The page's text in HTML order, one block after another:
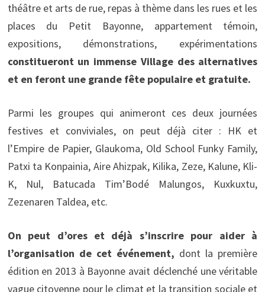
théâtre et arts de rue, repas à thème dans les rues et les
places du Petit Bayonne, appartement témoin,
expositions, démonstrations, expérimentations
constitueront un immense Village des alternatives
et en feront une grande fête populaire et gratuite.
Parmi les groupes qui animeront ces deux journées
festives et conviviales, on peut déjà citer : HK et
l’Empire de Papier, Glaukoma, Old School Funky Family,
Patxi ta Konpainia, Aire Ahizpak, Kilika, Zeze, Kalune, Kli-
K, Nul, Batucada Tim’Bodé Malungos, Kuxkuxtu,
Zezenaren Taldea, etc.
On peut d’ores et déjà s’inscrire pour aider à
l’organisation de cet événement, dont la première
édition en 2013 à Bayonne avait déclenché une véritable
vague citoyenne pour le climat et la transition sociale et